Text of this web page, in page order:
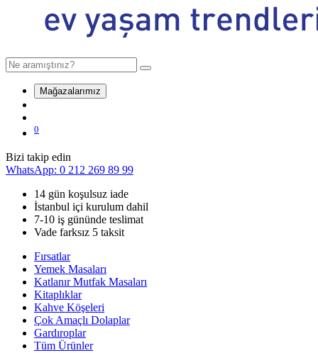
Mağazalarımız
0
Bizi takip edin
WhatsApp: 0 212 269 89 99
14 gün koşulsuz iade
İstanbul içi kurulum dahil
7-10 iş gününde teslimat
Vade farksız 5 taksit
Fırsatlar
Yemek Masaları
Katlanır Mutfak Masaları
Kitaplıklar
Kahve Köşeleri
Çok Amaçlı Dolaplar
Gardıroplar
Tüm Ürünler